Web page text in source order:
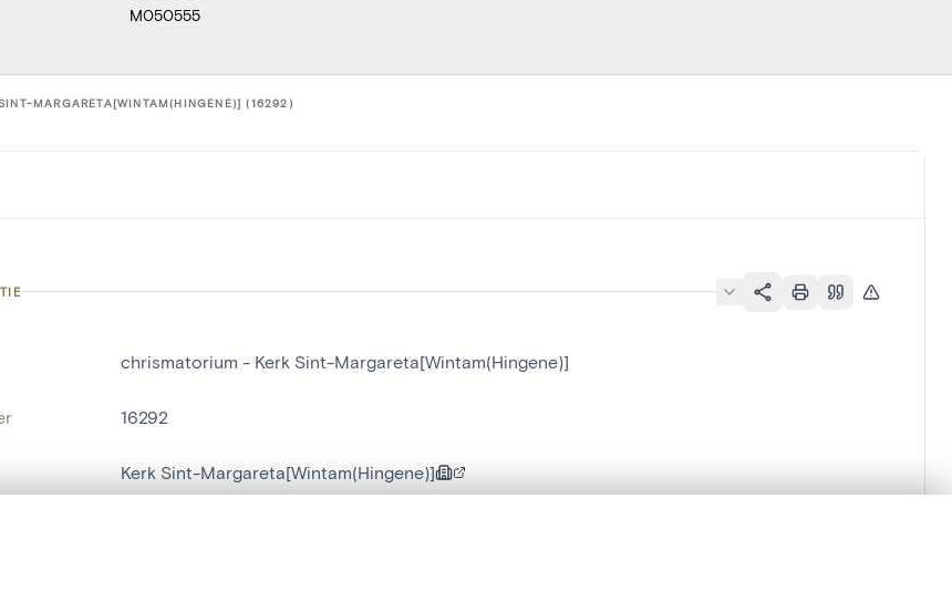
M050555
MARGARETA[WINTAM(HINGENE)] (16292)
chrismatorium - Kerk Sint-Margareta[Wintam(Hingene)]
16292
Kerk Sint-Margareta[Wintam(Hingene)]